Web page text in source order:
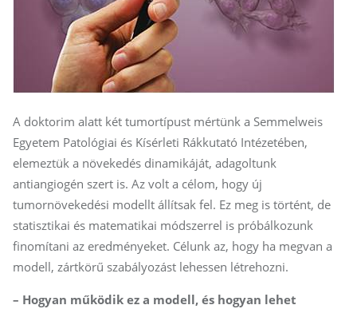
A doktorim alatt két tumortípust mértünk a Semmelweis
Egyetem Patológiai és Kísérleti Rákkutató Intézetében,
elemeztük a növekedés dinamikáját, adagoltunk
antiangiogén szert is. Az volt a célom, hogy új
tumornövekedési modellt állítsak fel. Ez meg is történt, de
statisztikai és matematikai módszerrel is próbálkozunk
finomítani az eredményeket. Célunk az, hogy ha megvan a
modell, zártkörű szabályozást lehessen létrehozni.
– Hogyan működik ez a modell, és hogyan lehet